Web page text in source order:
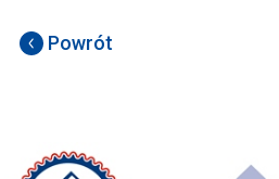
Powrót